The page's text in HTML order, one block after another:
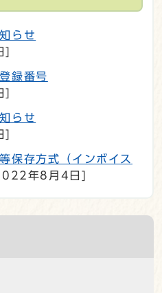
らせ
]
録番号
]
らせ
]
保存方式（インボイス
年8月4日]